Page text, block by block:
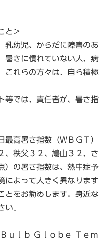
と＞
乳幼児、からだに障害の
暑さに慣れていない人、
これらの方々は、自ら積
等では、責任者が、暑さ
最高暑さ指数（ＷＢＧＴ）
、秩父３２、鳩山３２、
）の暑さ指数は、熱中症
によって大きく異なりま
とをお勧めします。身近
い。
ｕｌｂ Ｇｌｏｂｅ Ｔｅ